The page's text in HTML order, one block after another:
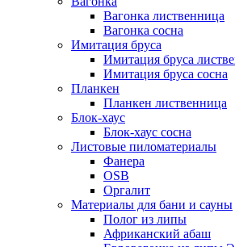
Вагонка лиственница
Вагонка сосна
Имитация бруса
Имитация бруса
Имитация бруса сосна
Планкен
Планкен лиственница
Блок-хаус
Блок-хаус сосна
Листовые пиломатериалы
Фанера
OSB
Оргалит
Материалы для бани и сауны
Полог из липы
Африканский абаш